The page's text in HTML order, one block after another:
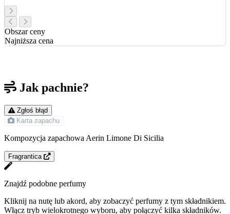
Obszar ceny
Najniższa cena
Jak pachnie?
Zgłoś błąd
Karta zapachu
Kompozycja zapachowa Aerin Limone Di Sicilia
Fragrantica
Znajdź podobne perfumy
Kliknij na nutę lub akord, aby zobaczyć perfumy z tym składnikiem.
Włącz tryb wielokrotnego wyboru, aby połączyć kilka składników.